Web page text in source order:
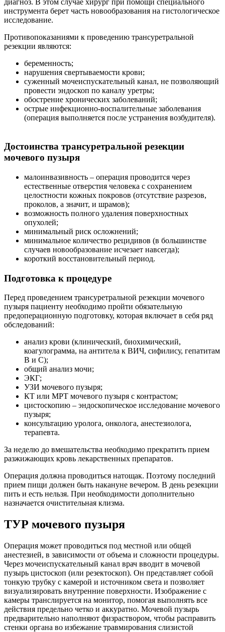
диагноз. В этом случае хирург при помощи специального
инструмента берет часть новообразования на гистологическое
исследование.
Противопоказаниями к проведению трансуретральной
резекции являются:
беременность;
нарушения свертываемости крови;
суженный мочеиспускательный канал, не позволяющий
провести эндоскоп по каналу уретры;
обострение хронических заболеваний;
острые инфекционно-воспалительные заболевания
(операция выполняется после устранения возбудителя).
Достоинства трансуретральной резекции
мочевого пузыря
малоинвазивность – операция проводится через
естественные отверстия человека с сохранением
целостности кожных покровов (отсутствие разрезов,
проколов, а значит, и шрамов);
возможность полного удаления поверхностных
опухолей;
минимальный риск осложнений;
минимальное количество рецидивов (в большинстве
случаев новообразование исчезает навсегда);
короткий восстановительный период.
Подготовка к процедуре
Перед проведением трансуретральной резекции мочевого
пузыря пациенту необходимо пройти обязательную
предоперационную подготовку, которая включает в себя ряд
обследований:
анализ крови (клинический, биохимический,
коагулограмма, на антитела к ВИЧ, сифилису, гепатитам
В и С);
общий анализ мочи;
ЭКГ;
УЗИ мочевого пузыря;
КТ или МРТ мочевого пузыря с контрастом;
цистоскопию – эндоскопическое исследование мочевого
пузыря;
консультацию уролога, онколога, анестезиолога,
терапевта.
За неделю до вмешательства необходимо прекратить прием
разжижающих кровь лекарственных препаратов.
Операция должна проводиться натощак. Поэтому последний
прием пищи должен быть накануне вечером. В день резекции
пить и есть нельзя. При необходимости дополнительно
назначается очистительная клизма.
ТУР мочевого пузыря
Операция может проводиться под местной или общей
анестезией, в зависимости от объема и сложности процедуры.
Через мочеиспускательный канал врач вводит в мочевой
пузырь цистоскоп (или резектоскоп). Он представляет собой
тонкую трубку с камерой и источником света и позволяет
визуализировать внутренние поверхности. Изображение с
камеры транслируется на монитор, помогая выполнять все
действия предельно четко и аккуратно. Мочевой пузырь
предварительно наполняют физраствором, чтобы расправить
стенки органа во избежание травмирования слизистой